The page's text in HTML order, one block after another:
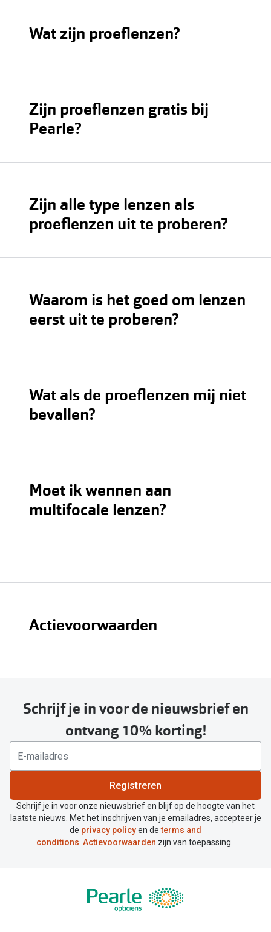
Wat zijn proeflenzen?
Zijn proeflenzen gratis bij
Pearle?
Zijn alle type lenzen als
proeflenzen uit te proberen?
Waarom is het goed om lenzen
eerst uit te proberen?
Wat als de proeflenzen mij niet
bevallen?
Moet ik wennen aan
multifocale lenzen?
Actievoorwaarden
Schrijf je in voor de nieuwsbrief en
ontvang 10% korting!
Registreren
Schrijf je in voor onze nieuwsbrief en blijf op de hoogte van het
laatste nieuws. Met het inschrijven van je emailadres, accepteer je
de privacy policyen determs and
conditions. Actievoorwaarden zijn van toepassing.